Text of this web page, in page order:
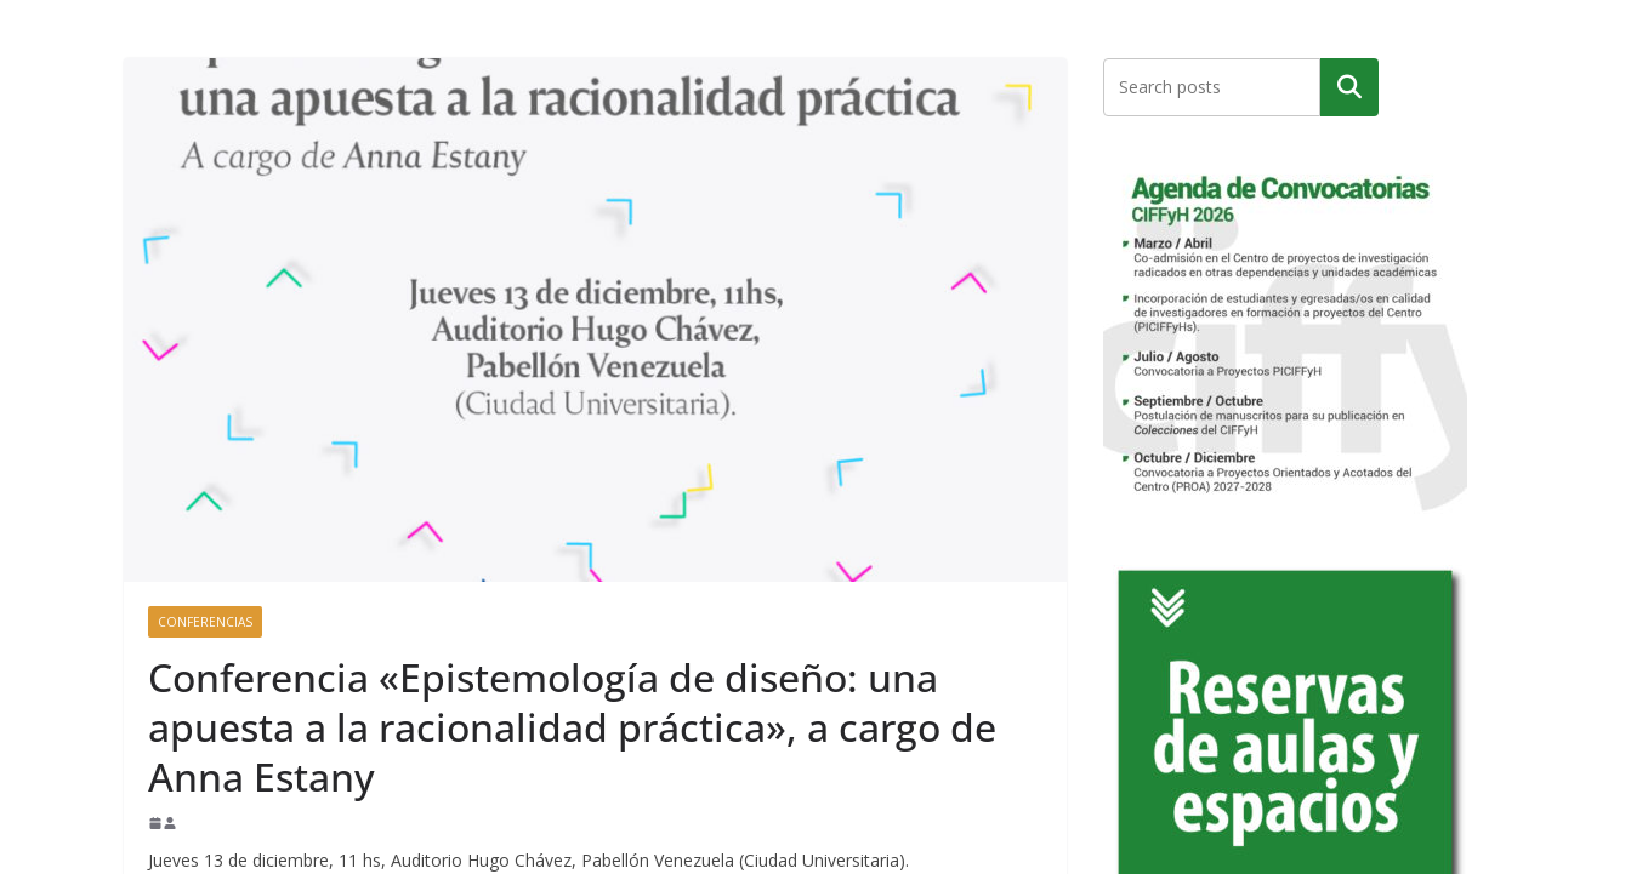
CONFERENCIAS
Conferencia «Epistemología de diseño: una
apuesta a la racionalidad práctica», a cargo de
Anna Estany
Jueves 13 de diciembre, 11 hs, Auditorio Hugo Chávez, Pabellón Venezuela (Ciudad Universitaria).
Buscar